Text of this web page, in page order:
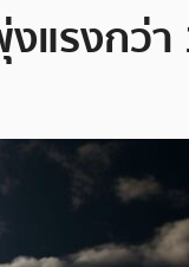
รงกว่า